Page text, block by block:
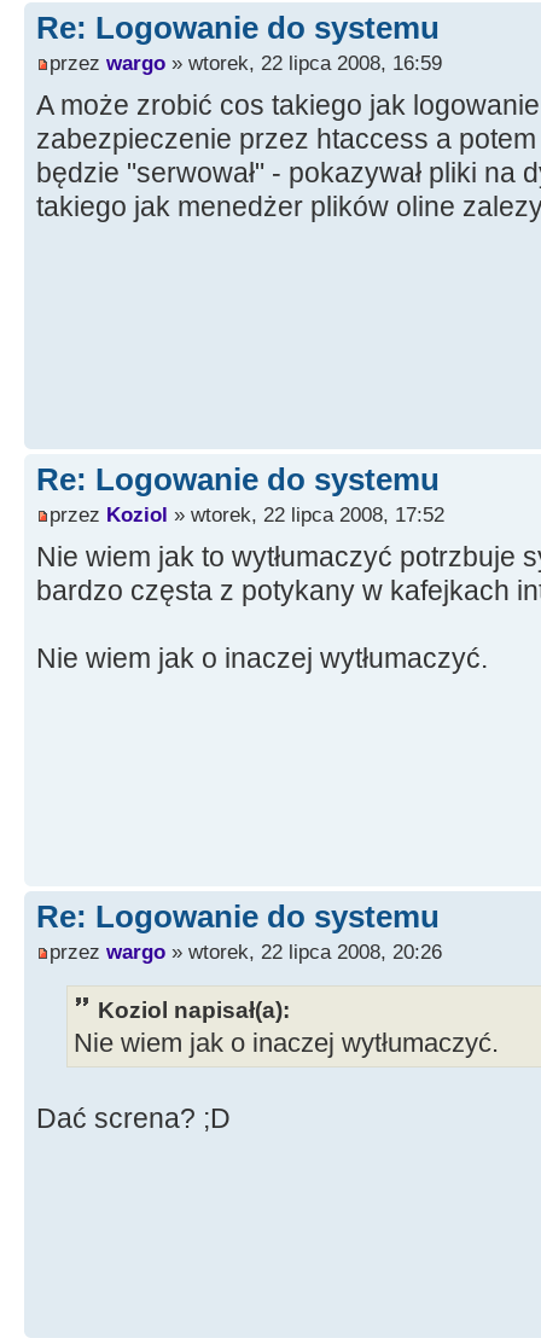
Re: Logowanie do systemu
przez wargo » wtorek, 22 lipca 2008, 16:59
A może zrobić cos takiego jak
zabezpieczenie przez htaccess a
będzie "serwował" - pokazywał pliki na
takiego jak menedżer plików oline
Re: Logowanie do systemu
przez Koziol » wtorek, 22 lipca 2008, 17:52
Nie wiem jak to wytłumaczyć potrzbuje
bardzo częsta z potykany w kafejkach
Nie wiem jak o inaczej wytłumaczyć.
Re: Logowanie do systemu
przez wargo » wtorek, 22 lipca 2008, 20:26
Koziol napisał(a):
Nie wiem jak o inaczej wytłumaczyć.
Dać screna? ;D